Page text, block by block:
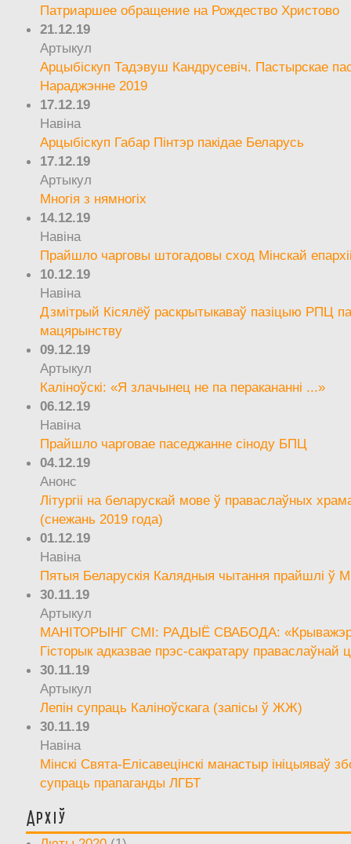
Патриаршее обращение на Рождество Христово
21.12.19
Артыкул
Арцыбіскуп Тадэвуш Кандрусевіч. Пастырскае
Нараджэнне 2019
17.12.19
Навіна
Арцыбіскуп Габар Пінтэр пакідае Беларусь
17.12.19
Артыкул
Многія з нямногіх
14.12.19
Навіна
Прайшло чарговы штогадовы сход Мінскай
10.12.19
Навіна
Дзмітрый Кісялёў раскрытыкаваў пазіцыю РПЦ
мацярынству
09.12.19
Артыкул
Каліноўскі: «Я злачынец не па перакананні ...»
06.12.19
Навіна
Прайшло чарговае паседжанне сіноду БПЦ
04.12.19
Анонс
Літургіі на беларускай мове ў праваслаўных
(снежань 2019 года)
01.12.19
Навіна
Пятыя Беларускія Калядныя чытання прайшлі ў
30.11.19
Артыкул
МАНІТОРЫНГ СМІ: РАДЫЁ СВАБОДА:
Гісторык адказвае прэс-сакратару праваслаўнай
30.11.19
Артыкул
Лепін супраць Каліноўскага (запісы ў ЖЖ)
30.11.19
Навіна
Мінскі Свята-Елісавецінскі манастыр ініцыяваў
супраць прапаганды ЛГБТ
Архіў